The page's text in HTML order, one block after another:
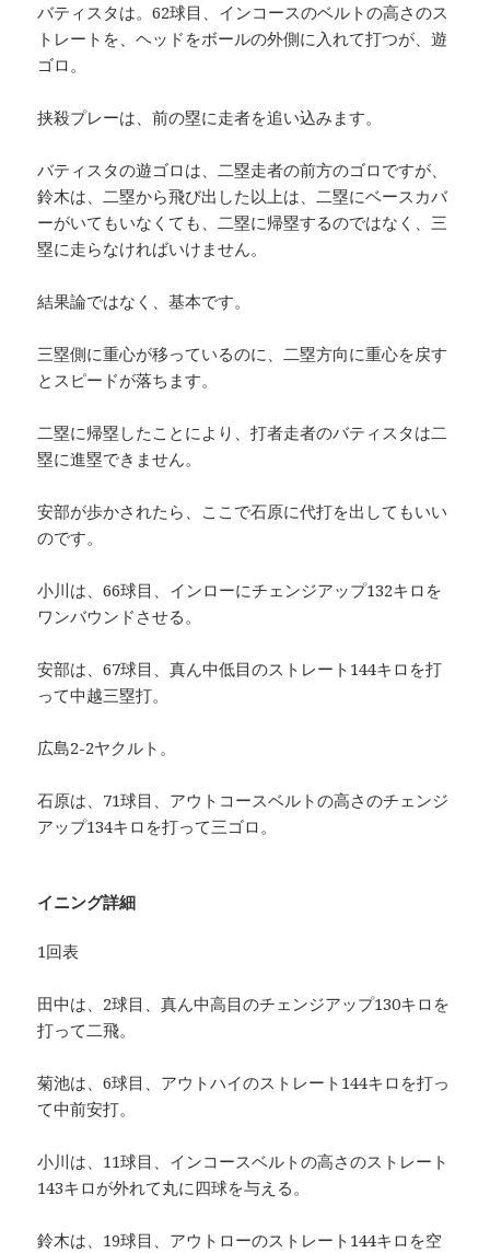
バティスタは。62球目、インコースのベルトの高さのス
トレートを、ヘッドをボールの外側に入れて打つが、遊
ゴロ。
挟殺プレーは、前の塁に走者を追い込みます。
バティスタの遊ゴロは、二塁走者の前方のゴロですが、
鈴木は、二塁から飛び出した以上は、二塁にベースカバ
ーがいてもいなくても、二塁に帰塁するのではなく、三
塁に走らなければいけません。
結果論ではなく、基本です。
三塁側に重心が移っているのに、二塁方向に重心を戻す
とスピードが落ちます。
二塁に帰塁したことにより、打者走者のバティスタは二
塁に進塁できません。
安部が歩かされたら、ここで石原に代打を出してもいい
のです。
小川は、66球目、インローにチェンジアップ132キロを
ワンバウンドさせる。
安部は、67球目、真ん中低目のストレート144キロを打
って中越三塁打。
広島2-2ヤクルト。
石原は、71球目、アウトコースベルトの高さのチェンジ
アップ134キロを打って三ゴロ。
イニング詳細
1回表
田中は、2球目、真ん中高目のチェンジアップ130キロを
打って二飛。
菊池は、6球目、アウトハイのストレート144キロを打っ
て中前安打。
小川は、11球目、インコースベルトの高さのストレート
143キロが外れて丸に四球を与える。
鈴木は、19球目、アウトローのストレート144キロを空